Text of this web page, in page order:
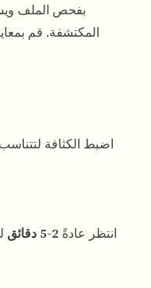
المكتشفة. قم
اضبط الكثافة
انتظر عادةً 2-5 دقائق